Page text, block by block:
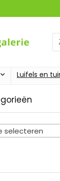
Luifels en
selecteren